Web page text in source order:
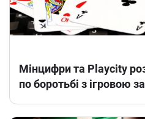
Мінцифри та Playcity
по боротьбі з ігровою